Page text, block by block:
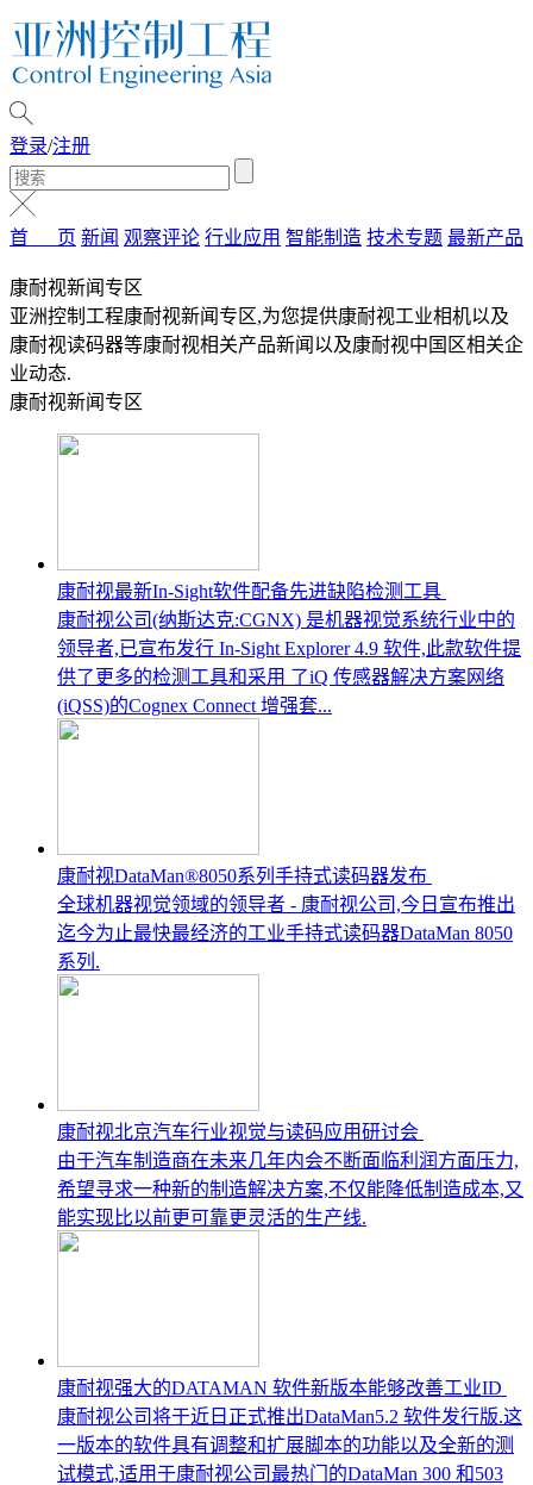
登录/注册
首 页 新闻 观察评论 行业应用 智能制造 技术专题 最新产品
康耐视新闻专区
亚洲控制工程康耐视新闻专区,为您提供康耐视工业相机以及
康耐视读码器等康耐视相关产品新闻以及康耐视中国区相关企
业动态.
康耐视新闻专区
康耐视最新In-Sight软件配备先进缺陷检测工具
康耐视公司(纳斯达克:CGNX) 是机器视觉系统行业中的
领导者,已宣布发行 In-Sight Explorer 4.9 软件,此款软件提
供了更多的检测工具和采用 了iQ 传感器解决方案网络
(iQSS)的Cognex Connect 增强套...
康耐视DataMan®8050系列手持式读码器发布
全球机器视觉领域的领导者 - 康耐视公司,今日宣布推出
迄今为止最快最经济的工业手持式读码器DataMan 8050
系列.
康耐视北京汽车行业视觉与读码应用研讨会
由于汽车制造商在未来几年内会不断面临利润方面压力,
希望寻求一种新的制造解决方案,不仅能降低制造成本,又
能实现比以前更可靠更灵活的生产线.
康耐视强大的DATAMAN 软件新版本能够改善工业ID
康耐视公司将于近日正式推出DataMan5.2 软件发行版.这
一版本的软件具有调整和扩展脚本的功能以及全新的测
试模式,适用于康耐视公司最热门的DataMan 300 和503